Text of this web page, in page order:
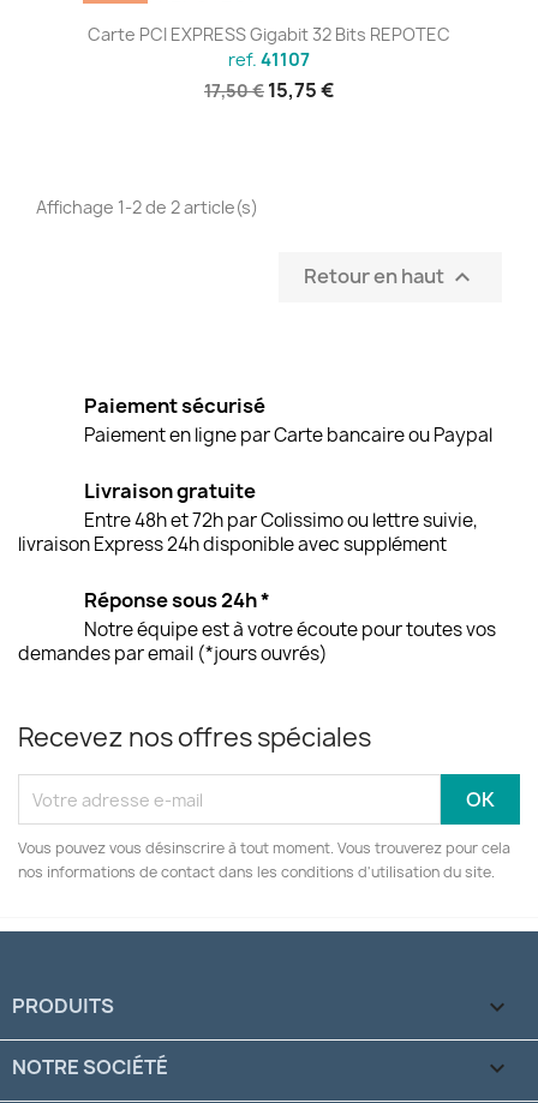
Carte PCI EXPRESS Gigabit 32 Bits REPOTEC
ref. 41107
17,50 € 15,75 €
Affichage 1-2 de 2 article(s)
Retour en haut 
Paiement sécurisé
Paiement en ligne par Carte bancaire ou Paypal
Livraison gratuite
Entre 48h et 72h par Colissimo ou lettre suivie,
livraison Express 24h disponible avec supplément
Réponse sous 24h *
Notre équipe est à votre écoute pour toutes vos
demandes par email (*jours ouvrés)
Recevez nos offres spéciales
Vous pouvez vous désinscrire à tout moment. Vous trouverez pour cela
nos informations de contact dans les conditions d'utilisation du site.
PRODUITS 
NOTRE SOCIÉTÉ 